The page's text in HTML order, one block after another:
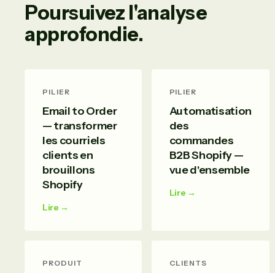
Poursuivez l'analyse
approfondie.
PILIER
Email to Order
— transformer
les courriels
clients en
brouillons
Shopify
Lire →
PILIER
Automatisation
des
commandes
B2B Shopify —
vue d'ensemble
Lire →
PRODUIT CLIENTS